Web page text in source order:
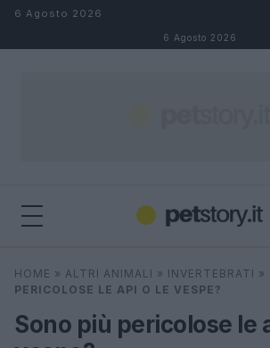
Salta al contenuto
6 Agosto 2026
6 Agosto 2026
Cerca
HOME » ALTRI ANIMALI » INVERTEBRATI »
PERICOLOSE LE API O LE VESPE?
Sono più pericolose le